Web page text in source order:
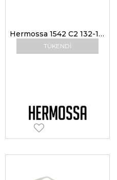
TÜKENDI
Hermossa 1542 C2 132-140 Unisex Güneş Gözlükleri